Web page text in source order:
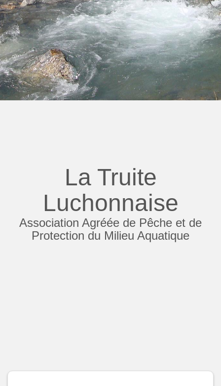
La Truite
Luchonnaise
Association Agréée de Pêche et de
Protection du Milieu Aquatique